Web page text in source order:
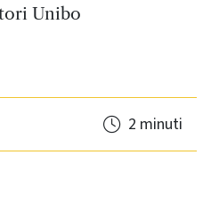
Unibo
2 minuti